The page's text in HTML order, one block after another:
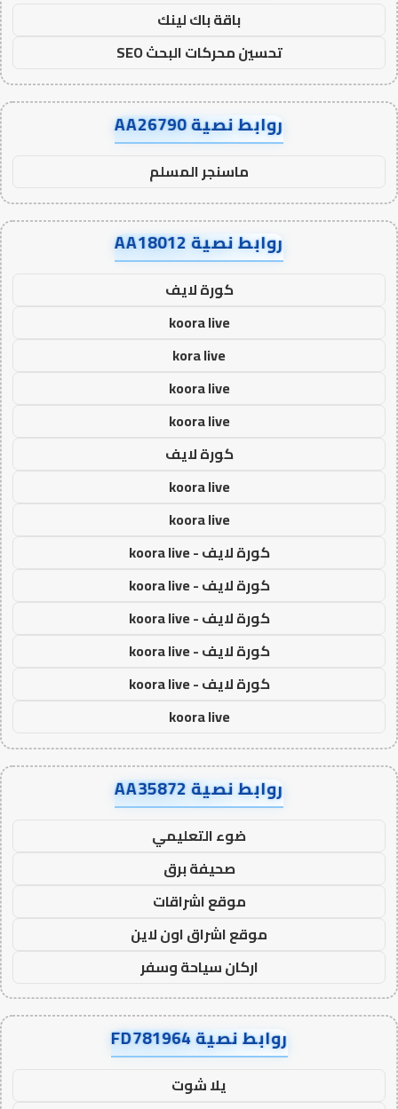
باقة باك لينك
تحسين محركات البحث SEO
روابط نصية AA26790
ماسنجر المسلم
روابط نصية AA18012
كورة لايف
koora live
kora live
koora live
koora live
كورة لايف
koora live
koora live
كورة لايف - koora live
كورة لايف - koora live
كورة لايف - koora live
كورة لايف - koora live
كورة لايف - koora live
koora live
روابط نصية AA35872
ضوء التعليمي
صحيفة برق
موقع اشراقات
موقع اشراق اون لاين
اركان سياحة وسفر
روابط نصية FD781964
يلا شوت